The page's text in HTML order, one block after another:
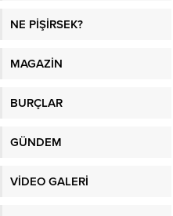
NE PİŞİRSEK?
MAGAZİN
BURÇLAR
GÜNDEM
VİDEO GALERİ